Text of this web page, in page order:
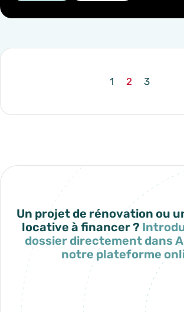
1
page
2
- page
3
Un projet de rénovation ou
locative à financer ?
dossier directement dans
notre plateforme
Mon espace AppiCrédit